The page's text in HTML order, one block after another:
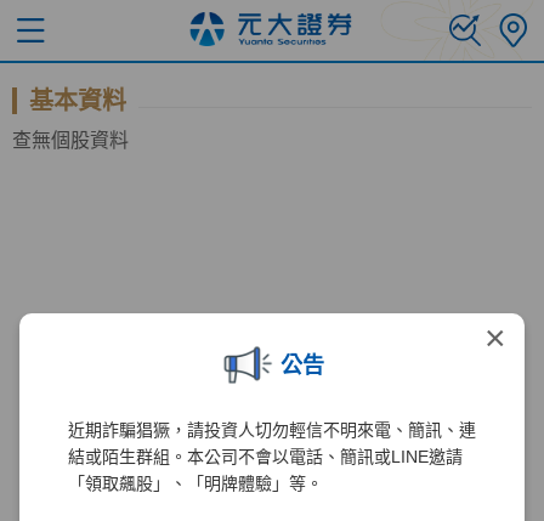
×
公告
近期詐騙猖獗，請投資人切勿輕信不明來電、簡訊、連
結或陌生群組。本公司不會以電話、簡訊或LINE邀請
「領取飆股」、「明牌體驗」等。
基本資料
查無個股資料